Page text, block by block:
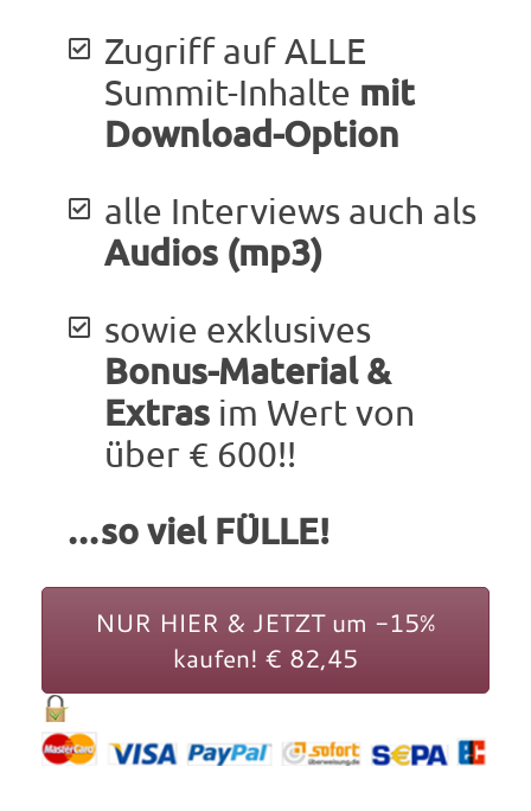
Zugriff auf ALLE
Summit-Inhalte mit
Download-Option
alle Interviews auch als
Audios (mp3)
sowie exklusives
Bonus-Material &
Extrasim Wert von
über € 600!!
…so viel FÜLLE!
NUR HIER & JETZT um -15%
kaufen! € 82,45